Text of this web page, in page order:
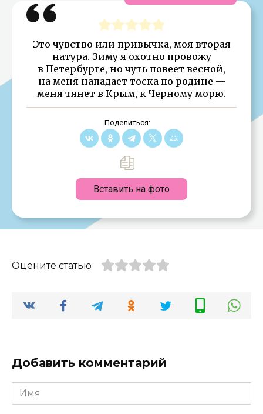
Это чувство или привычка, моя вторая
натура. Зиму я охотно провожу
в Петербурге, но чуть повеет весной,
на меня нападает тоска по родине —
меня тянет в Крым, к Черному морю.
Поделиться:
Вставить на фото
Оцените статью
Добавить комментарий
Имя
*